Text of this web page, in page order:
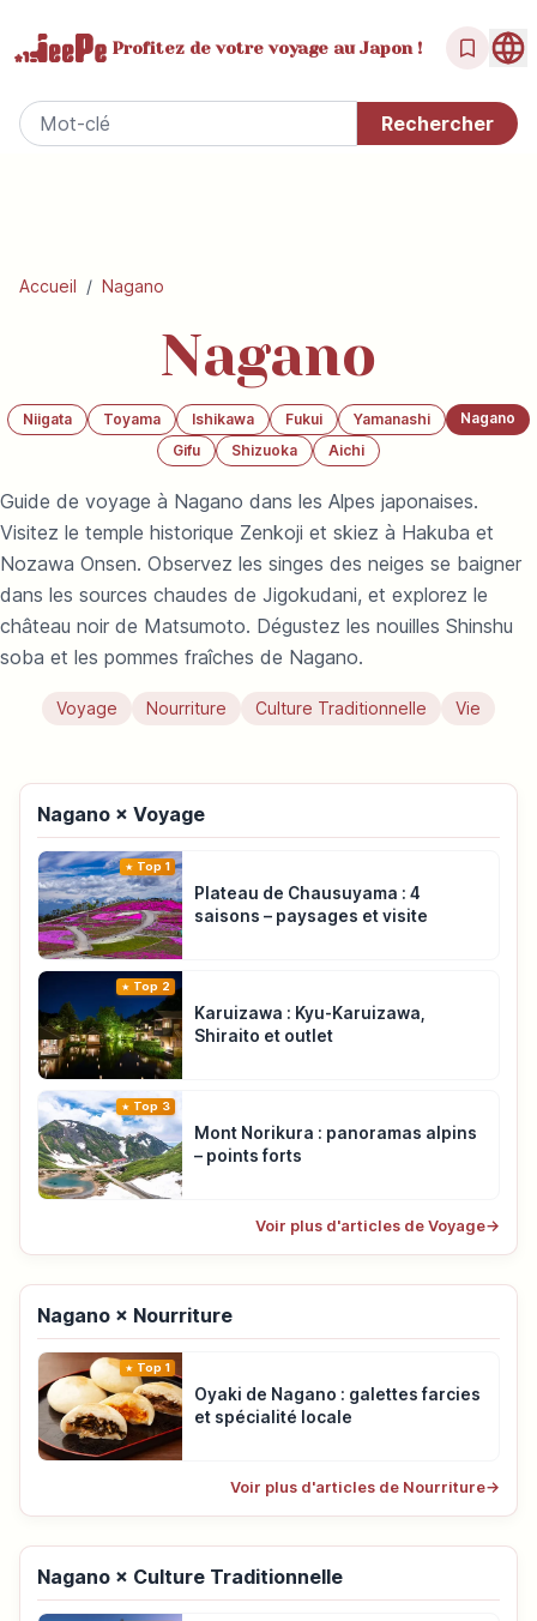
Profitez de votrevoyage au Japon !
Accueil / Nagano
Nagano
Niigata Toyama Ishikawa Fukui Yamanashi
Nagano
Gifu
Shizuoka Aichi
Guide de voyage à Nagano dans les Alpes japonaises.
Visitez le temple historique Zenkoji et skiez à Hakuba et
Nozawa Onsen. Observez les singes des neiges se baigner
dans les sources chaudes de Jigokudani, et explorez le
château noir de Matsumoto. Dégustez les nouilles Shinshu
soba et les pommes fraîches de Nagano.
Voyage Nourriture Culture Traditionnelle Vie
Nagano × Voyage
Top 1
Plateau de Chausuyama : 4
saisons – paysages et visite
Top 2
Karuizawa : Kyu-Karuizawa,
Shiraito et outlet
Top 3
Mont Norikura : panoramas alpins
– points forts
Voir plus d'articles de Voyage→
Nagano × Nourriture
Top 1
Oyaki de Nagano : galettes farcies
et spécialité locale
Voir plus d'articles de Nourriture→
Nagano × Culture Traditionnelle